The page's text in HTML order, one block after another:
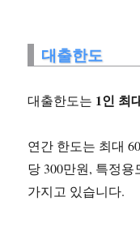
대출한도
대출한도는 1인 최
연간 한도는 최대
당 300만원, 특정
가지고 있습니다.